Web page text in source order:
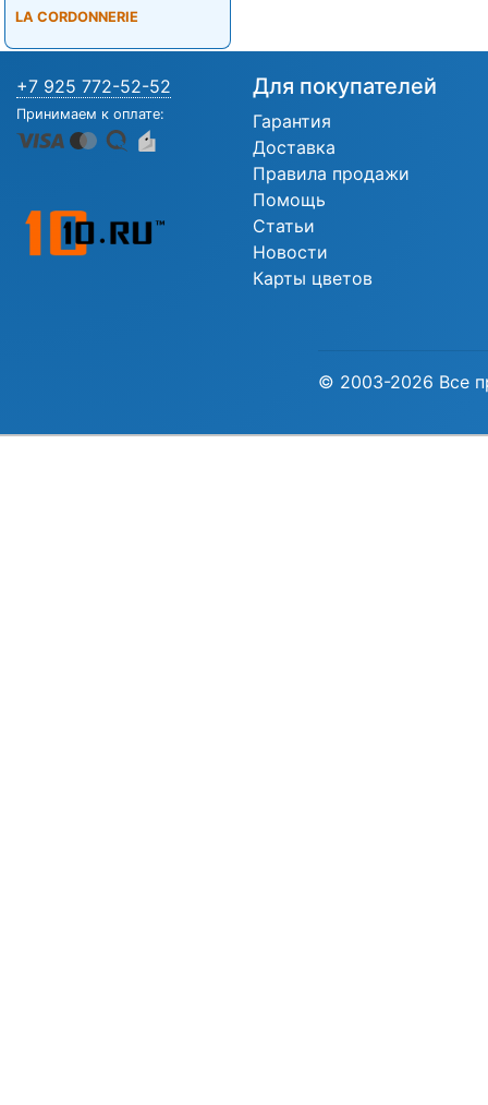
LA CORDONNERIE
+7 925 772-52-52
Принимаем к оплате:
Для покупателей
Гарантия
Доставка
Правила продажи
Помощь
Статьи
Новости
Карты цветов
© 2003-2026 Все